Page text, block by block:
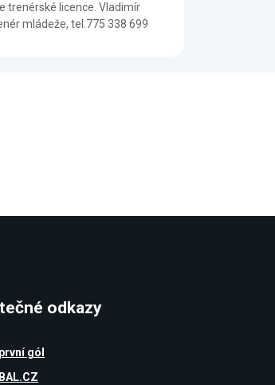
trenérské licence. Vladimír
mládeže, tel.775 338 699
odkazy
gól